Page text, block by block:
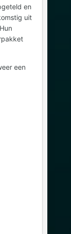
en
uit
een